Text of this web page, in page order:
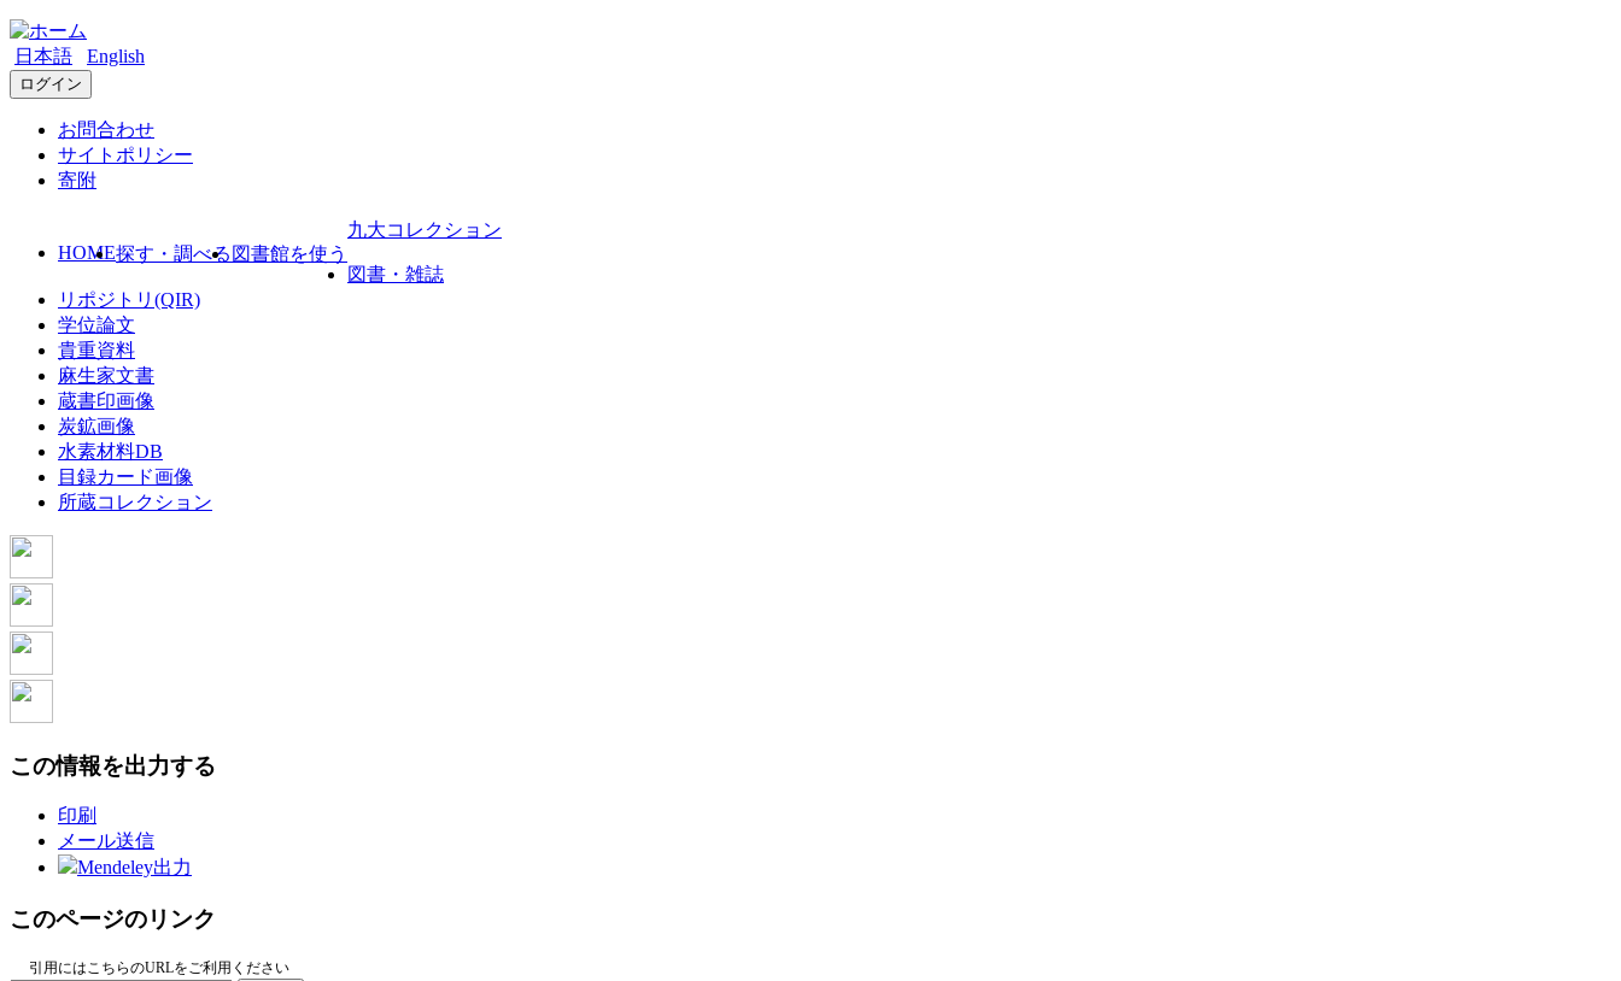
日本語 English
ログイン
お問合わせ
サイトポリシー
寄附
HOME探す・調べる 図書館を使う
九大コレクション
図書・雑誌
リポジトリ(QIR)
学位論文
貴重資料
麻生家文書
蔵書印画像
炭鉱画像
水素材料DB
目録カード画像
所蔵コレクション
この情報を出力する
印刷
メール送信
Mendeley出力
このページのリンク
引用にはこちらのURLをご利用ください